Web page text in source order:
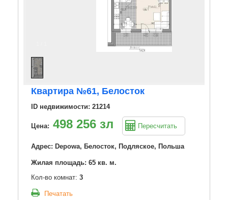
Квартира №61, Белосток
ID недвижимости: 21214
Цена: 498 256 зл Пересчитать
Адрес: Depowa, Белосток, Подляское, Польша
Жилая площадь: 65 кв. м.
Кол-во комнат: 3
Печатать